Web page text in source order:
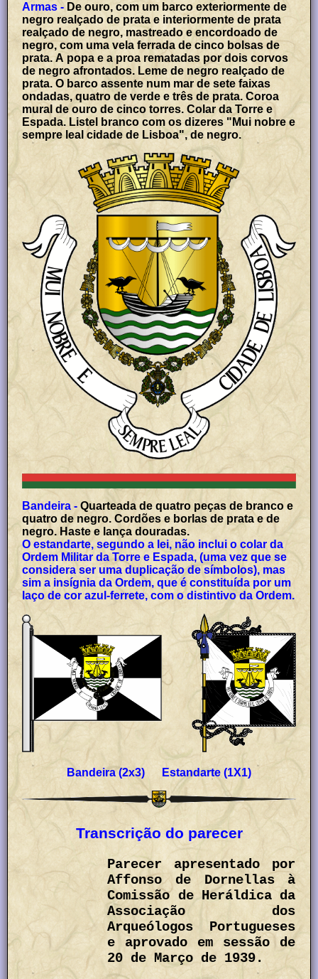
Armas - De ouro, com um barco exteriormente de
negro realçado de prata e interiormente de prata
realçado de negro, mastreado e encordoado de
negro, com uma vela ferrada de cinco bolsas de
prata. A popa e a proa rematadas por dois corvos
de negro afrontados. Leme de negro realçado de
prata. O barco assente num mar de sete faixas
ondadas, quatro de verde e três de prata. Coroa
mural de ouro de cinco torres. Colar da Torre e
Espada. Listel branco com os dizeres "Mui nobre e
sempre leal cidade de Lisboa", de negro.
Bandeira - Quarteada de quatro peças de branco e
quatro de negro. Cordões e borlas de prata e de
negro. Haste e lança douradas.
O estandarte, segundo a lei, não inclui o colar da
Ordem Militar da Torre e Espada, (uma vez que se
considera ser uma duplicação de símbolos), mas
sim a insígnia da Ordem, que é constituída por um
laço de cor azul-ferrete, com o distintivo da Ordem.
Bandeira (2x3) Estandarte (1X1)
Transcrição do parecer
Parecer apresentado por
Affonso de Dornellas à
Comissão de Heráldica da
Associação dos
Arqueólogos Portugueses
e aprovado em sessão de
20 de Março de 1939.